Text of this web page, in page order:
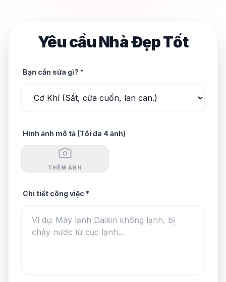
Yêu cầu Nhà Đẹp Tốt
Bạn cần sửa gì? *
Hình ảnh mô tả (Tối đa 4 ảnh)
THÊM ẢNH
Chi tiết công việc *